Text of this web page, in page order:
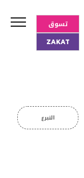
تسوق
ZAKAT
التبرع